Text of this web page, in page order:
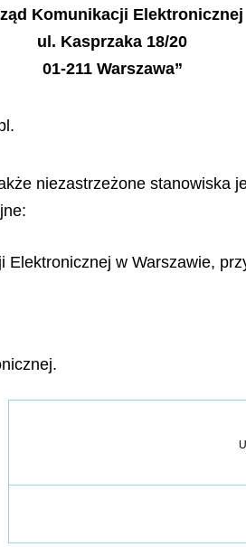
Komunikacji Elektronicznej
ul. Kasprzaka 18/20
01-211 Warszawa”
niezastrzeżone stanowiska
w Warszawie,